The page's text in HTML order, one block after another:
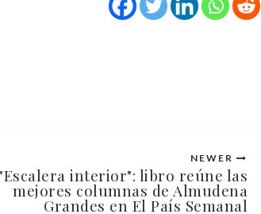
NEWER
"Escalera interior": libro reúne las
mejores columnas de Almudena
Grandes en El País Semanal